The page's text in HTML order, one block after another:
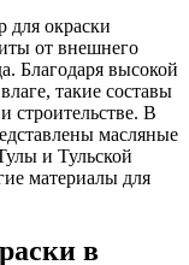
окраски
от внешнего
Благодаря высокой
такие составы
строительстве. В
масляные
и Тульской
материалы для
в